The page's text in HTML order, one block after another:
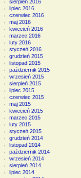
sierpień 2016
lipiec 2016
czerwiec 2016
maj 2016
kwiecień 2016
marzec 2016
luty 2016
styczeń 2016
grudzień 2015
listopad 2015
październik 2015
wrzesień 2015
sierpień 2015
lipiec 2015
czerwiec 2015
maj 2015
kwiecień 2015
marzec 2015
luty 2015
styczeń 2015
grudzień 2014
listopad 2014
październik 2014
wrzesień 2014
sierpień 2014
lipiec 2014